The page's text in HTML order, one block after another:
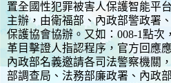
置全國性犯罪被害人保護智能平
主辦，由衛福部、內政部警政署
保護協會協辦。又如：008-1點次
革目擊證人指認程序，官方回應
內政部名義邀請各司法警察機關
部調查局、法務部廉政署、內政